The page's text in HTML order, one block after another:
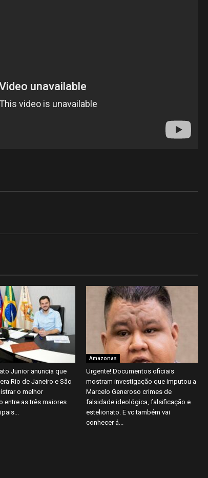
Junior anuncia que
Rio de Janeiro e São
o melhor
entre as três maiores
Amazonas
Urgente! Documentos oficiais
mostram investigação que imputou a
Marcelo Generoso crimes de
falsidade ideológica, falsificação e
estelionato. E vc também vai
conhecer á...